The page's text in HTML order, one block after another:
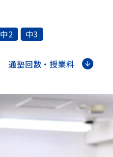
中2 中3
通塾回数・授業料